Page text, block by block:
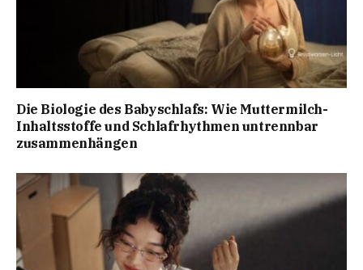
Die Biologie des Babyschlafs: Wie Muttermilch-
Inhaltsstoffe und Schlafrhythmen untrennbar
zusammenhängen